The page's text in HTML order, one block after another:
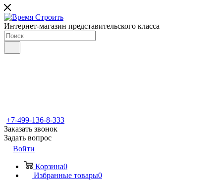
Интернет-магазин представительского класса
+7-499-136-8-333
Заказать звонок
Задать вопрос
Войти
Корзина0
Избранные товары0